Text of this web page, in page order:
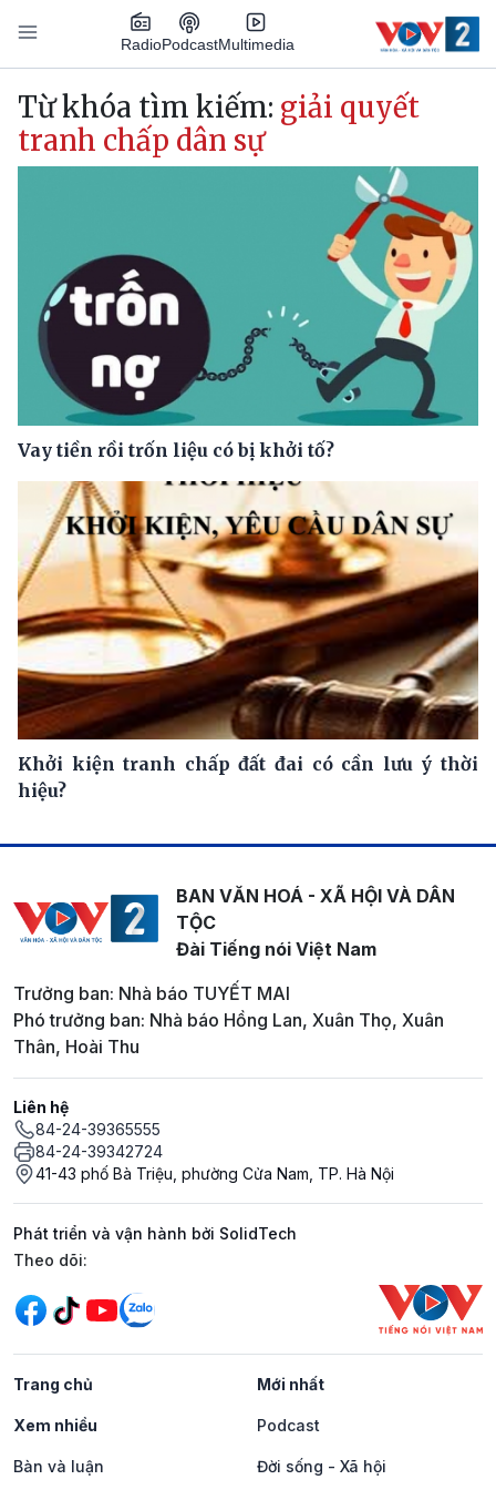
Nhảy đến nội dung
RadioPodcastMultimedia
Main navigation
Từ khóa tìm kiếm: giải quyết
tranh chấp dân sự
Vay tiền rồi trốn liệu có bị khởi tố?
Khởi kiện tranh chấp đất đai có cần lưu ý thời
hiệu?
BAN VĂN HOÁ - XÃ HỘI VÀ DÂN
TỘC
Đài Tiếng nói Việt Nam
Trưởng ban: Nhà báo TUYẾT MAI
Phó trưởng ban: Nhà báo Hồng Lan, Xuân Thọ, Xuân
Thân, Hoài Thu
Liên hệ
84-24-39365555
84-24-39342724
41-43 phố Bà Triệu, phường Cửa Nam, TP. Hà Nội
Phát triển và vận hành bởi SolidTech
Mạng xã hội
Theo dõi:
Trang chủ Mới nhất
Xem nhiều Podcast
Bàn và luận Đời sống - Xã hội